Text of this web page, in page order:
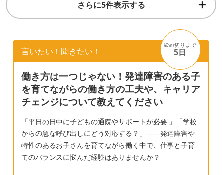
ぐるぐる考え 迷ってます。 どんなことでもい
いので経験談やアドバイスなどいただけたら
ありがたいです。 よろしくお願いします。
ったり一緒、となると負担が重すぎるなとも
は調べ、考え、たくさん実践してきて、その
結果の今なので…これから1年以上、下の子を
抱えながらお家で頑張れと言われることへの
絶望感もすごいです。 そんな中、加配付きで
快く受け入れて下さるこども園が見つかり、
とても悩んでいます。かなりのびのび系で、
息子も楽しく過ごせそうです（机に座ったり
集団行動だったりがないので、就学する上で
の不安はありますが…。） 発達相談センター
では、息子は集団で伸びることはないと言い
さらに5件表示する
言いたい！聞きたい！
締め切りまで
5日
働き方は一つじゃない！発達障害のある子
を育てながらの働き方の工夫や、キャリア
チェンジについて教えてください
「平日の日中に子どもの通院やサポートが必要 」「学校
からの急な呼び出しにどう対応する？」——発達障害や
特性のあるお子さんを育てながら働く中で、仕事と子育
てのバランスに悩んだ経験はありませんか？